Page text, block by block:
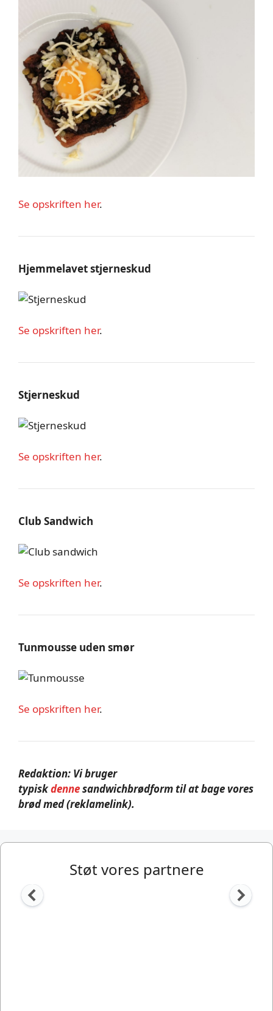
Se opskriften her.
Hjemmelavet stjerneskud
Se opskriften her.
Stjerneskud
Se opskriften her.
Club Sandwich
Se opskriften her.
Tunmousse uden smør
Se opskriften her.
Redaktion: Vi bruger
typiskdennesandwichbrødform til at bage vores
brød med (reklamelink).
Støt vores partnere